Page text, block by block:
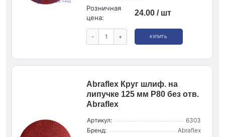
Розничная
цена:
24.00 / шт
- + КУПИТЬ
Abraflex Круг шлиф. на
липучке 125 мм P80 без отв.
Abraflex
Артикул:
6303
Бренд:
Abraflex